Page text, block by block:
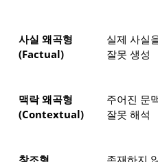
사실 왜곡형
(Factual)
실제 사실
잘못 생성
맥락 왜곡형
(Contextual)
주어진 문
잘못 해석
창조형
존재하지